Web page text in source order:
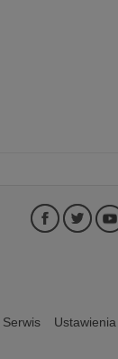
Serwis